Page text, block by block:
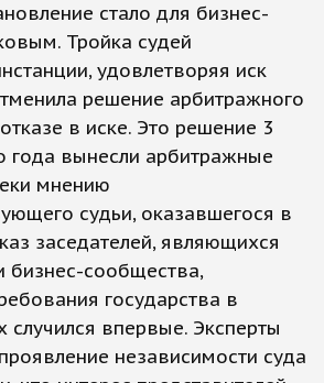
стало для бизнес-
Тройка судей
удовлетворяя иск
решение арбитражного
в иске. Это решение 3
года вынесли арбитражные
мнению
судьи, оказавшегося в
заседателей, являющихся
бизнес-сообщества,
государства в
случился впервые. Эксперты
независимости суда